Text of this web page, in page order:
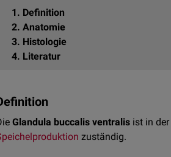
1
Definition
2 Anatomie
3 Histologie
4 Literatur
Glandula buccalis ventralis ist in der
zuständig.